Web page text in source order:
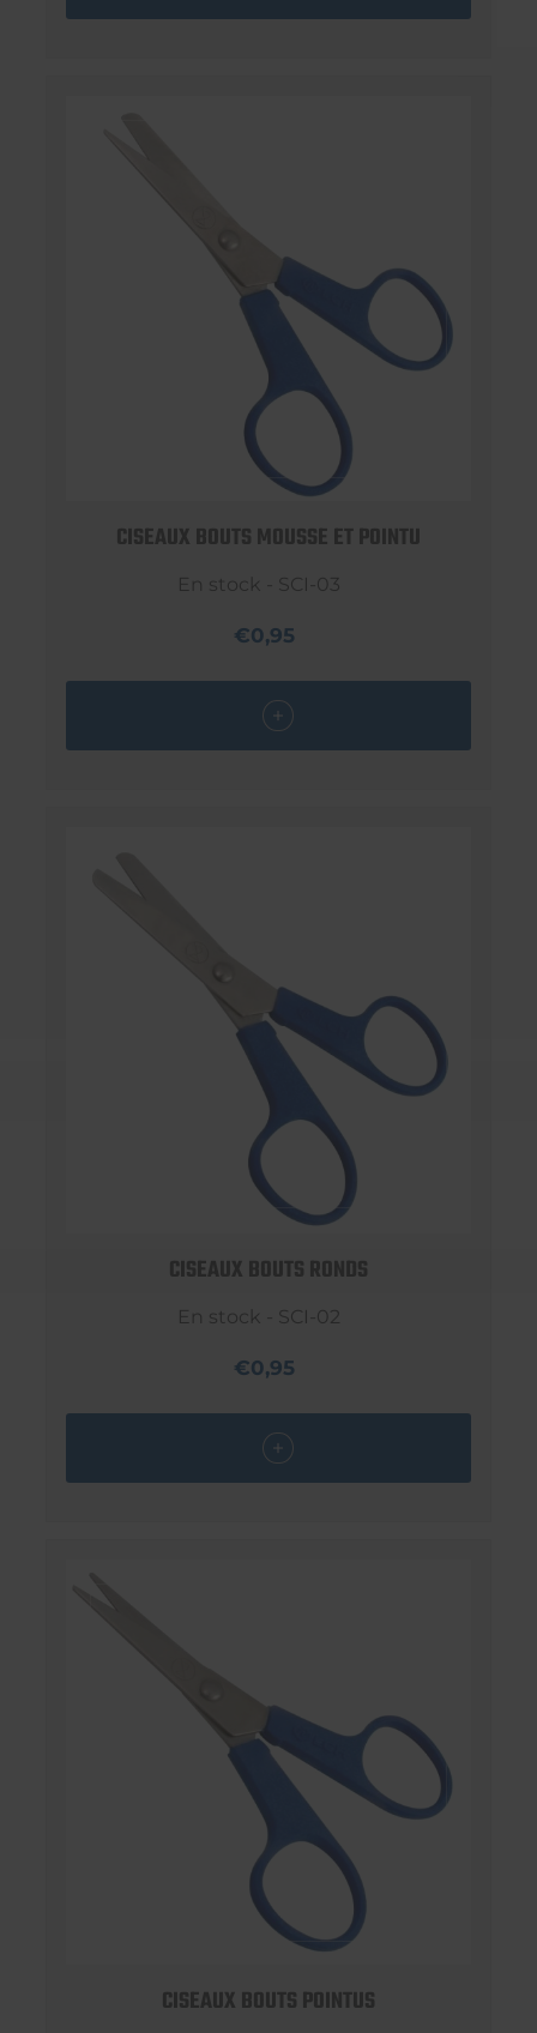
CISEAUX BOUTS MOUSSE ET POINTU
En stock - SCI-03
€0,95
CISEAUX BOUTS RONDS
En stock - SCI-02
€0,95
CISEAUX BOUTS POINTUS